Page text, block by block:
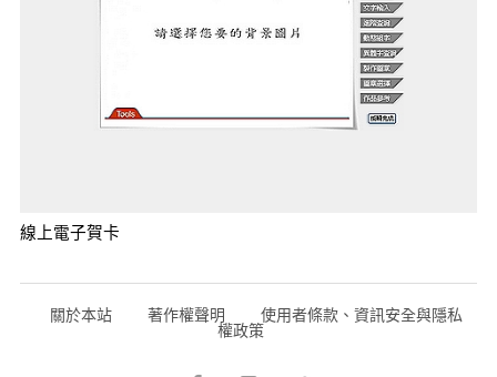
線上電子賀卡
關於本站 著作權聲明 使用者條款、資訊安全與隱私
權政策